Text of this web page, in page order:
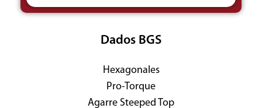
Dados BGS
Hexagonales
Pro-Torque
Agarre Steeped Top